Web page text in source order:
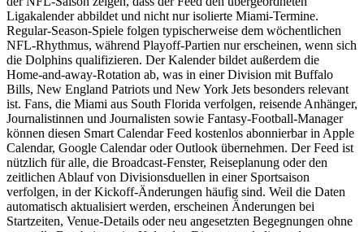
Ligakalender abbildet und nicht nur isolierte Miami-Termine.
Regular-Season-Spiele folgen typischerweise dem wöchentlichen
NFL-Rhythmus, während Playoff-Partien nur erscheinen, wenn sich
die Dolphins qualifizieren. Der Kalender bildet außerdem die
Home-and-away-Rotation ab, was in einer Division mit Buffalo
Bills, New England Patriots und New York Jets besonders relevant
ist. Fans, die Miami aus South Florida verfolgen, reisende Anhänger,
Journalistinnen und Journalisten sowie Fantasy-Football-Manager
können diesen Smart Calendar Feed kostenlos abonnierbar in Apple
Calendar, Google Calendar oder Outlook übernehmen. Der Feed ist
nützlich für alle, die Broadcast-Fenster, Reiseplanung oder den
zeitlichen Ablauf von Divisionsduellen in einer Sportsaison
verfolgen, in der Kickoff-Änderungen häufig sind. Weil die Daten
automatisch aktualisiert werden, erscheinen Änderungen bei
Startzeiten, Venue-Details oder neu angesetzten Begegnungen ohne